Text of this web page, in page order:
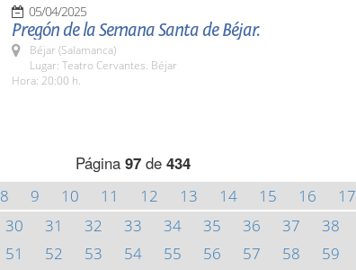
05/04/2025
Pregón de la Semana Santa de Béjar.
Béjar (Salamanca)
Lugar: Teatro Cervantes. Béjar
Hora: 20:00 h.
Página 97 de 434
8 9 10 11 12 13 14 15 16 17
30 31 32 33 34 35 36 37 38
51 52 53 54 55 56 57 58 59